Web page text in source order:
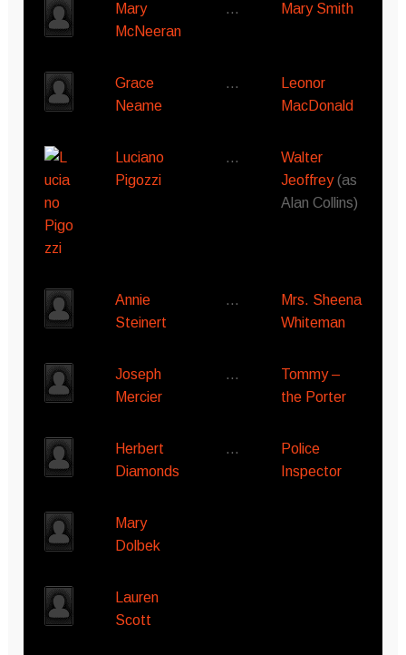
Mary
McNeeran
… Mary Smith
Grace
Neame
…
Leonor
MacDonald
Luciano
Pigozzi
…
Walter
Jeoffrey(as
Alan Collins)
Annie
Steinert
…
Mrs. Sheena
Whiteman
Joseph
Mercier
…
Tommy –
the Porter
Herbert
Diamonds
…
Police
Inspector
Mary
Dolbek
Lauren
Scott